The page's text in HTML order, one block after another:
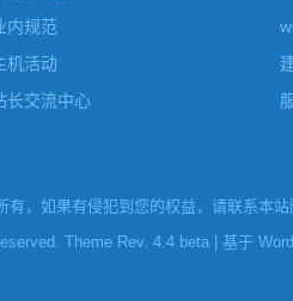
内规范
机活动
长交流中心
，如果有侵犯到您的权益，请联系本
Theme Rev. 4.4 beta | 基于